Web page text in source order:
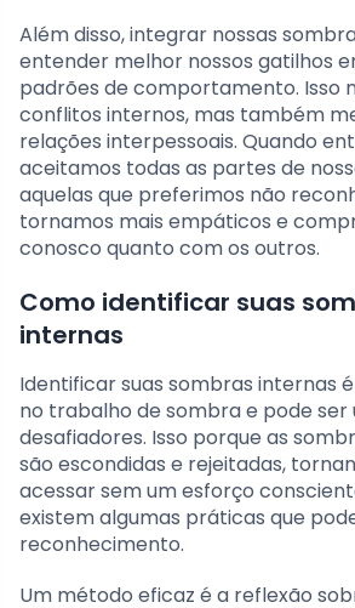
Além disso, integrar nossas
entender melhor nossos gatilhos
padrões de comportamento. Isso
conflitos internos, mas também
relações interpessoais. Quando
aceitamos todas as partes de
aquelas que preferimos não
tornamos mais empáticos e
conosco quanto com os outros.
Como identificar suas
internas
Identificar suas sombras internas
no trabalho de sombra e pode ser
desafiadores. Isso porque as
são escondidas e rejeitadas,
acessar sem um esforço
existem algumas práticas que
reconhecimento.
Um método eficaz é a reflexão